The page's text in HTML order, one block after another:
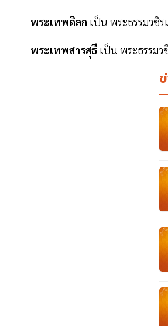
พระเทพดิลก เป็น พระธรรมวชิ
พระเทพสารสุธี เป็น พระธรรม